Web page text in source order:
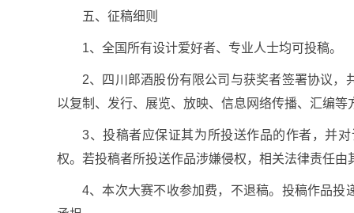
五、征稿细则
1、全国所有设计爱好者、专业人士均可投稿。
2、四川郎酒股份有限公司与获奖者签署协议
以复制、发行、展览、放映、信息网络传播、汇编
3、投稿者应保证其为所投送作品的作者，并
权。若投稿者所投送作品涉嫌侵权，相关法律责任
4、本次大赛不收参加费，不退稿。投稿作品